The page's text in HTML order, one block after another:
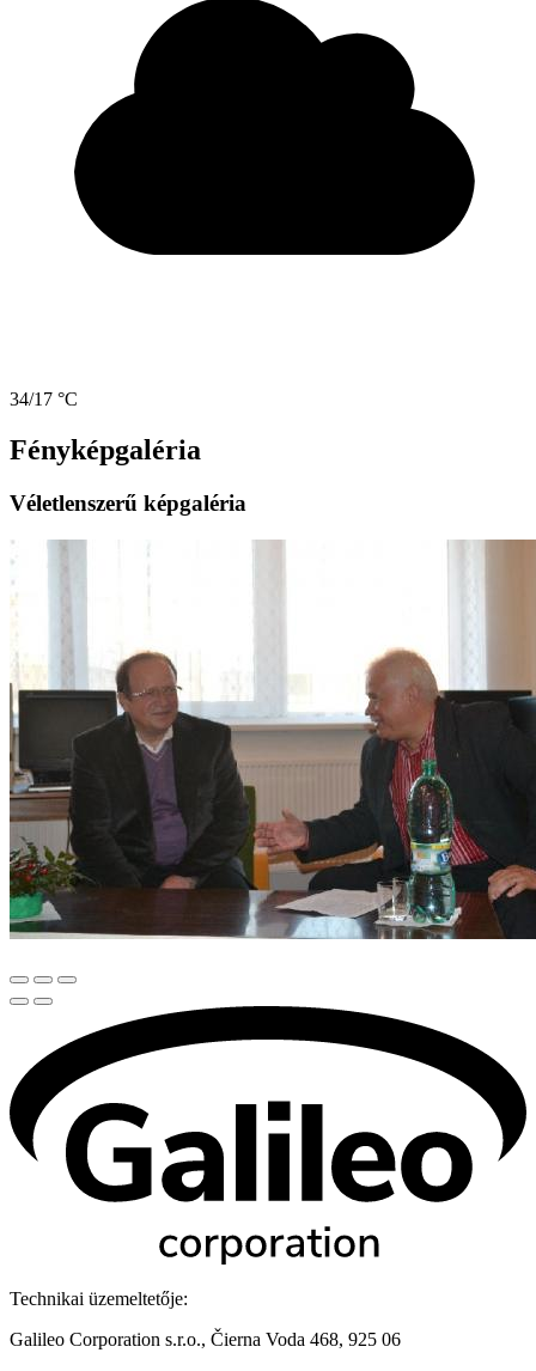
34/17 °C
Fényképgaléria
Véletlenszerű képgaléria
Technikai üzemeltetője:
Galileo Corporation s.r.o., Čierna Voda 468, 925 06